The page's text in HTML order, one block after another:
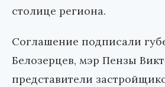
столице региона.
Соглашение подписали
Белозерцев, мэр Пензы
представители